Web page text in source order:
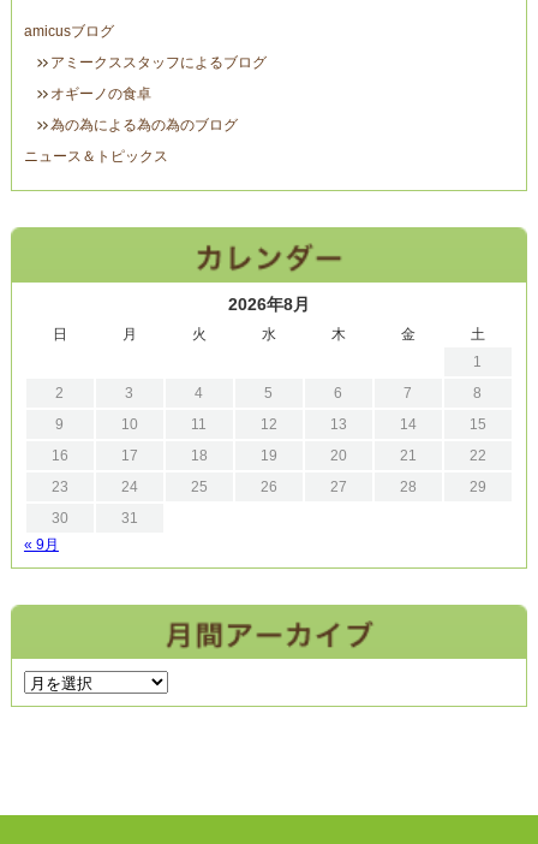
amicusブログ
アミークススタッフによるブログ
オギーノの食卓
為の為による為の為のブログ
ニュース＆トピックス
2026年8月
日 月 火 水 木 金
土
1
2
3 4 5 6 7
8
9
10 11 12 13 14
15
16
17 18 19 20 21
22
23
24 25 26 27 28
29
30
31
« 9月